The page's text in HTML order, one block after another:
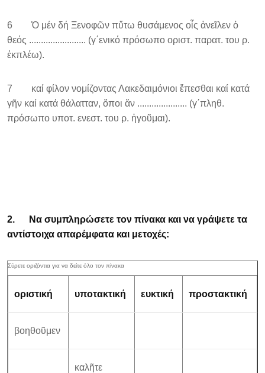
6 Ὁ μέν δή Ξενοφῶν πὕτω θυσάμενος οἶς ἀνεῖλεν ὁ
θεός ........................ (γ΄ενικό πρόσωπο οριστ. παρατ. του ρ.
ἐκπλέω).
7 καί φίλον νομίζοντας Λακεδαιμόνιοι ἕπεσθαι καί κατά
γῆν καί κατά θάλατταν, ὅποι ἄν ..................... (γ΄πληθ.
πρόσωπο υποτ. ενεστ. του ρ. ἡγοῦμαι).
2.
Να συμπληρώσετε τον πίνακα και να γράψετε τα
αντίστοιχα απαρέμφατα και μετοχές:
οριστική υποτακτική ευκτική προστακτική
βοηθοῦμεν
καλῆτε